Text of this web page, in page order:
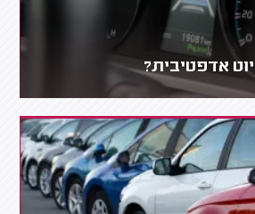
אדפטיבית?